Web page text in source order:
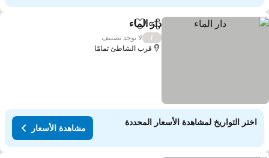
مشاركةAdd to favorites
دار الماء
لا يوجد تصنيف
قرب الشاطئ تمامًا
اختر التواريخ لمشاهدة الأسعار المحددة
مشاهدة الأسعار